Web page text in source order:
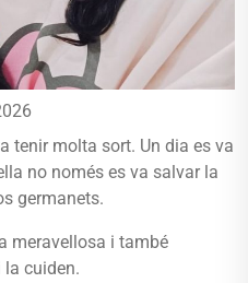
tenir molta sort. Un dia es va
no només es va salvar la
germanets.
meravellosa i també
la cuiden.